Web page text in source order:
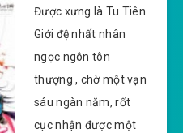
Được xưng là Tu Tiên
Giới đệ nhất nhân
ngọc ngôn tôn
thượng , chờ một vạn
sáu ngàn năm, rốt
cục nhận được một